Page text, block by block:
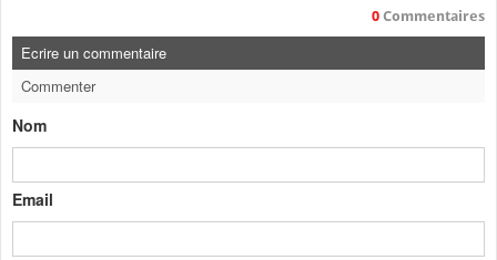
0 Commentaires
Ecrire un commentaire
Commenter
Nom
Email